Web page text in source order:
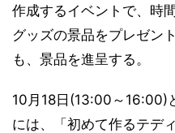
作成するイベントで、時
グッズの景品をプレゼン
も、景品を進呈する。
10月18日(13:00～16:00)
には、「初めて作るテデ